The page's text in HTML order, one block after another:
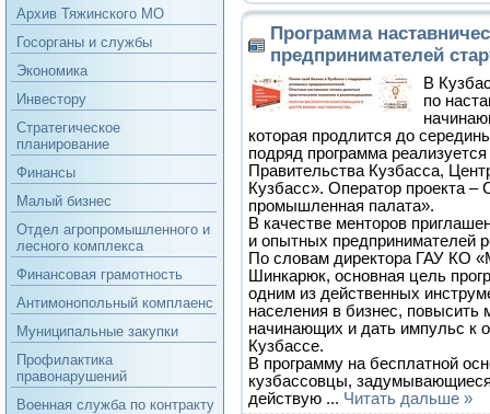
Архив Тяжинского МО
Госорганы и службы
Экономика
Инвестору
Стратегическое
планирование
Финансы
Малый бизнес
Отдел агропромышленного и
лесного комплекса
Финансовая грамотность
Антимонопольный комплаенс
Муниципальные закупки
Профилактика
правонарушений
Военная служба по контракту
Программа
предпринимателей
В
по
которая продлится до
подряд программа
Правительства Кузбасса,
Кузбасс». Оператор проекта –
промышленная палата».
В качестве менторов
и опытных предпринимателей
По словам директора ГАУ КО
Шинкарюк, основная цель
одним из действенных
населения в бизнес,
начинающих и дать импульс к
Кузбассе.
В программу на бесплатной
кузбассовцы,
действую ... Читать дальше »